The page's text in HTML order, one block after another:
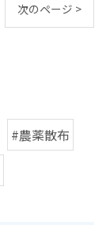
次のページ >
#農薬散布